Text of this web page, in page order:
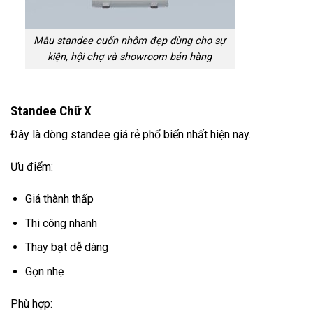
Mẫu standee cuốn nhôm đẹp dùng cho sự
kiện, hội chợ và showroom bán hàng
Standee Chữ X
Đây là dòng standee giá rẻ phổ biến nhất hiện nay.
Ưu điểm:
Giá thành thấp
Thi công nhanh
Thay bạt dễ dàng
Gọn nhẹ
Phù hợp: